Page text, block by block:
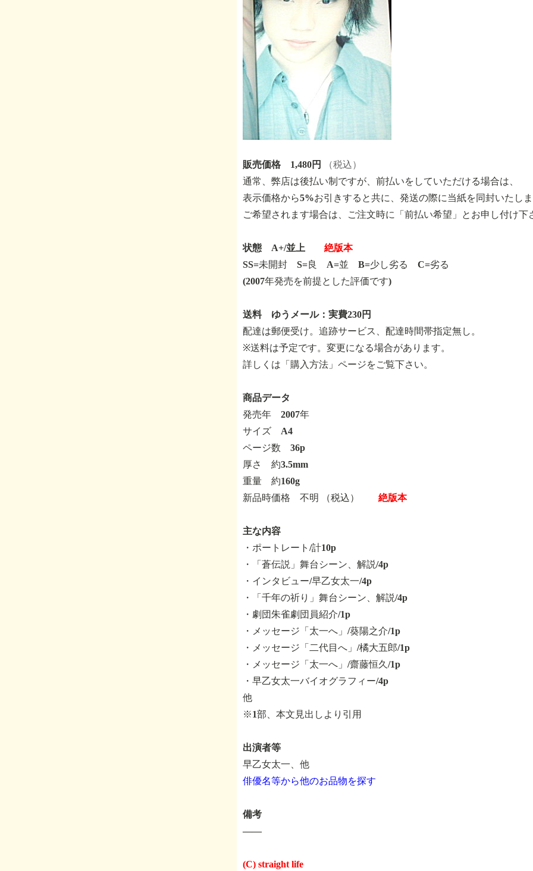
販売価格 1,480円
（税込）
通常、弊店は後払い制ですが、前払いをしていただける場合は、
表示価格から5%お引きすると共に、発送の際に当紙を同封いたしま
ご希望されます場合は、ご注文時に「前払い希望」とお申し付け下
状態 A+/並上
絶版本
SS=未開封 S=良 A=並 B=少し劣る C=劣る
(2007年発売を前提とした評価です)
送料 ゆうメール：実費230円
配達は郵便受け。追跡サービス、配達時間帯指定無し。
※送料は予定です。変更になる場合があります。
詳しくは「購入方法」ページをご覧下さい。
商品データ
発売年 2007年
サイズ A4
ページ数 36p
厚さ 約3.5mm
重量 約160g
新品時価格 不明 （税込） 絶版本
主な内容
・ポートレート/計10p
・「蒼伝説」舞台シーン、解説/4p
・インタビュー/早乙女太一/4p
・「千年の祈り」舞台シーン、解説/4p
・劇団朱雀劇団員紹介/1p
・メッセージ「太一へ」/葵陽之介/1p
・メッセージ「二代目へ」/橘大五郎/1p
・メッセージ「太一へ」/齋藤恒久/1p
・早乙女太一バイオグラフィー/4p
他
※1部、本文見出しより引用
出演者等
早乙女太一、他
俳優名等から他のお品物を探す
備考
――
(C) straight life